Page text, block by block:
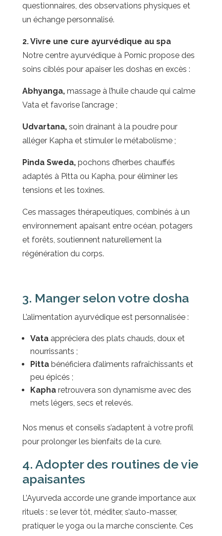
questionnaires, des observations physiques et
un échange personnalisé.
2. Vivre une cure ayurvédique au spa
Notre centre ayurvédique à Pornic propose des
soins ciblés pour apaiser les doshas en excès :
Abhyanga,massage à l’huile chaude qui calme
Vata et favorise l’ancrage ;
Udvartana,soin drainant à la poudre pour
alléger Kapha et stimuler le métabolisme ;
Pinda Sweda,pochons d’herbes chauffés
adaptés à Pitta ou Kapha, pour éliminer les
tensions et les toxines.
Ces massages thérapeutiques, combinés à un
environnement apaisant entre océan, potagers
et forêts, soutiennent naturellement la
régénération du corps.
3. Manger selon votre dosha
L’alimentation ayurvédique est personnalisée :
Vataappréciera des plats chauds, doux et
nourrissants ;
Pittabénéficiera d’aliments rafraîchissants et
peu épicés ;
Kapharetrouvera son dynamisme avec des
mets légers, secs et relevés.
Nos menus et conseils s’adaptent à votre profil
pour prolonger les bienfaits de la cure.
4. Adopter des routines de vie
apaisantes
L’Ayurveda accorde une grande importance aux
rituels : se lever tôt, méditer, s’auto-masser,
pratiquer le yoga ou la marche consciente. Ces